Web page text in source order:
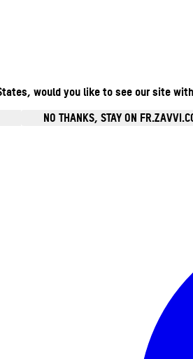
would you like to see our site
NO THANKS, STAY ON